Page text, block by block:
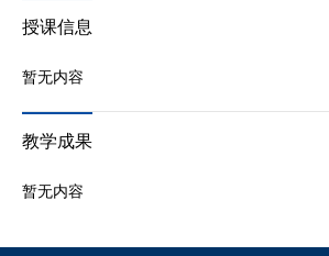
授课信息
暂无内容
教学成果
暂无内容